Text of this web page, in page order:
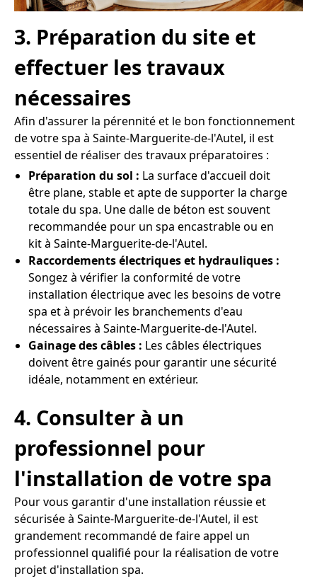
3. Préparation du site et
effectuer les travaux
nécessaires
Afin d'assurer la pérennité et le bon fonctionnement
de votre spa à Sainte-Marguerite-de-l'Autel, il est
essentiel de réaliser des travaux préparatoires :
Préparation du sol : La surface d'accueil doit
être plane, stable et apte de supporter la charge
totale du spa. Une dalle de béton est souvent
recommandée pour un spa encastrable ou en
kit à Sainte-Marguerite-de-l'Autel.
Raccordements électriques et hydrauliques :
Songez à vérifier la conformité de votre
installation électrique avec les besoins de votre
spa et à prévoir les branchements d'eau
nécessaires à Sainte-Marguerite-de-l'Autel.
Gainage des câbles : Les câbles électriques
doivent être gainés pour garantir une sécurité
idéale, notamment en extérieur.
4. Consulter à un
professionnel pour
l'installation de votre spa
Pour vous garantir d'une installation réussie et
sécurisée à Sainte-Marguerite-de-l'Autel, il est
grandement recommandé de faire appel un
professionnel qualifié pour la réalisation de votre
projet d'installation spa.